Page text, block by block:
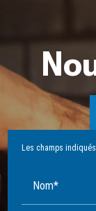
Les champs
Nom*